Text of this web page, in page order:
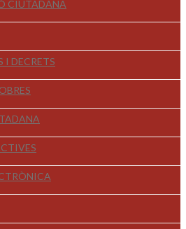
CIUTADANA
I DECRETS